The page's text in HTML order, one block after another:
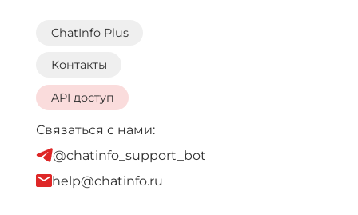
ChatInfo Plus
Контакты
API доступ
Связаться с нами:
@chatinfo_support_bot
help@chatinfo.ru